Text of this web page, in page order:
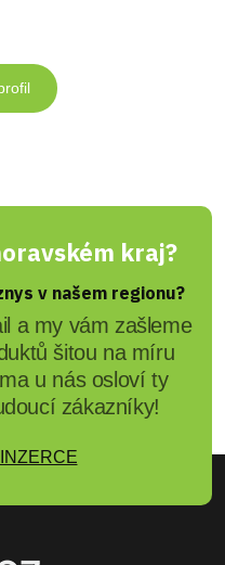
kraj?
v našem regionu?
a my vám zašleme
šitou na míru
u nás osloví ty
zákazníky!